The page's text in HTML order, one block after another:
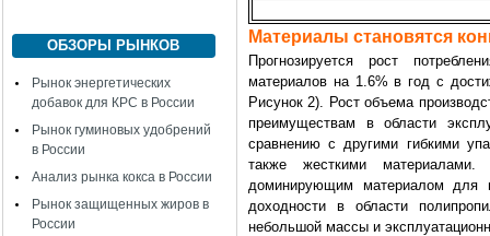
ОБЗОРЫ РЫНКОВ
Рынок энергетических
добавок для КРС в России
Рынок гуминовых удобрений
в России
Анализ рынка кокса в России
Рынок защищенных жиров в
России
Материалы становятся
Прогнозируется рост
материалов на 1.6% в год с
Рисунок 2). Рост объема
преимуществам в области
сравнению с другими гибкими
также жесткими материалами.
доминирующим материалом для
доходности в области
небольшой массы и